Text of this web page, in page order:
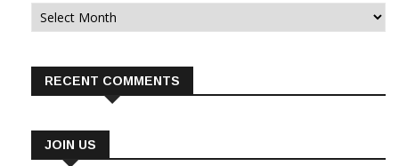
Archives
RECENT COMMENTS
JOIN US